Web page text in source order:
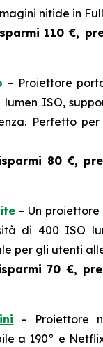
nitide in
110 €,
– Proiettore
ISO,
Perfetto
80 €,
– Un
di 400 ISO
per gli utenti
70 €,
– Proiettore
a 190° e